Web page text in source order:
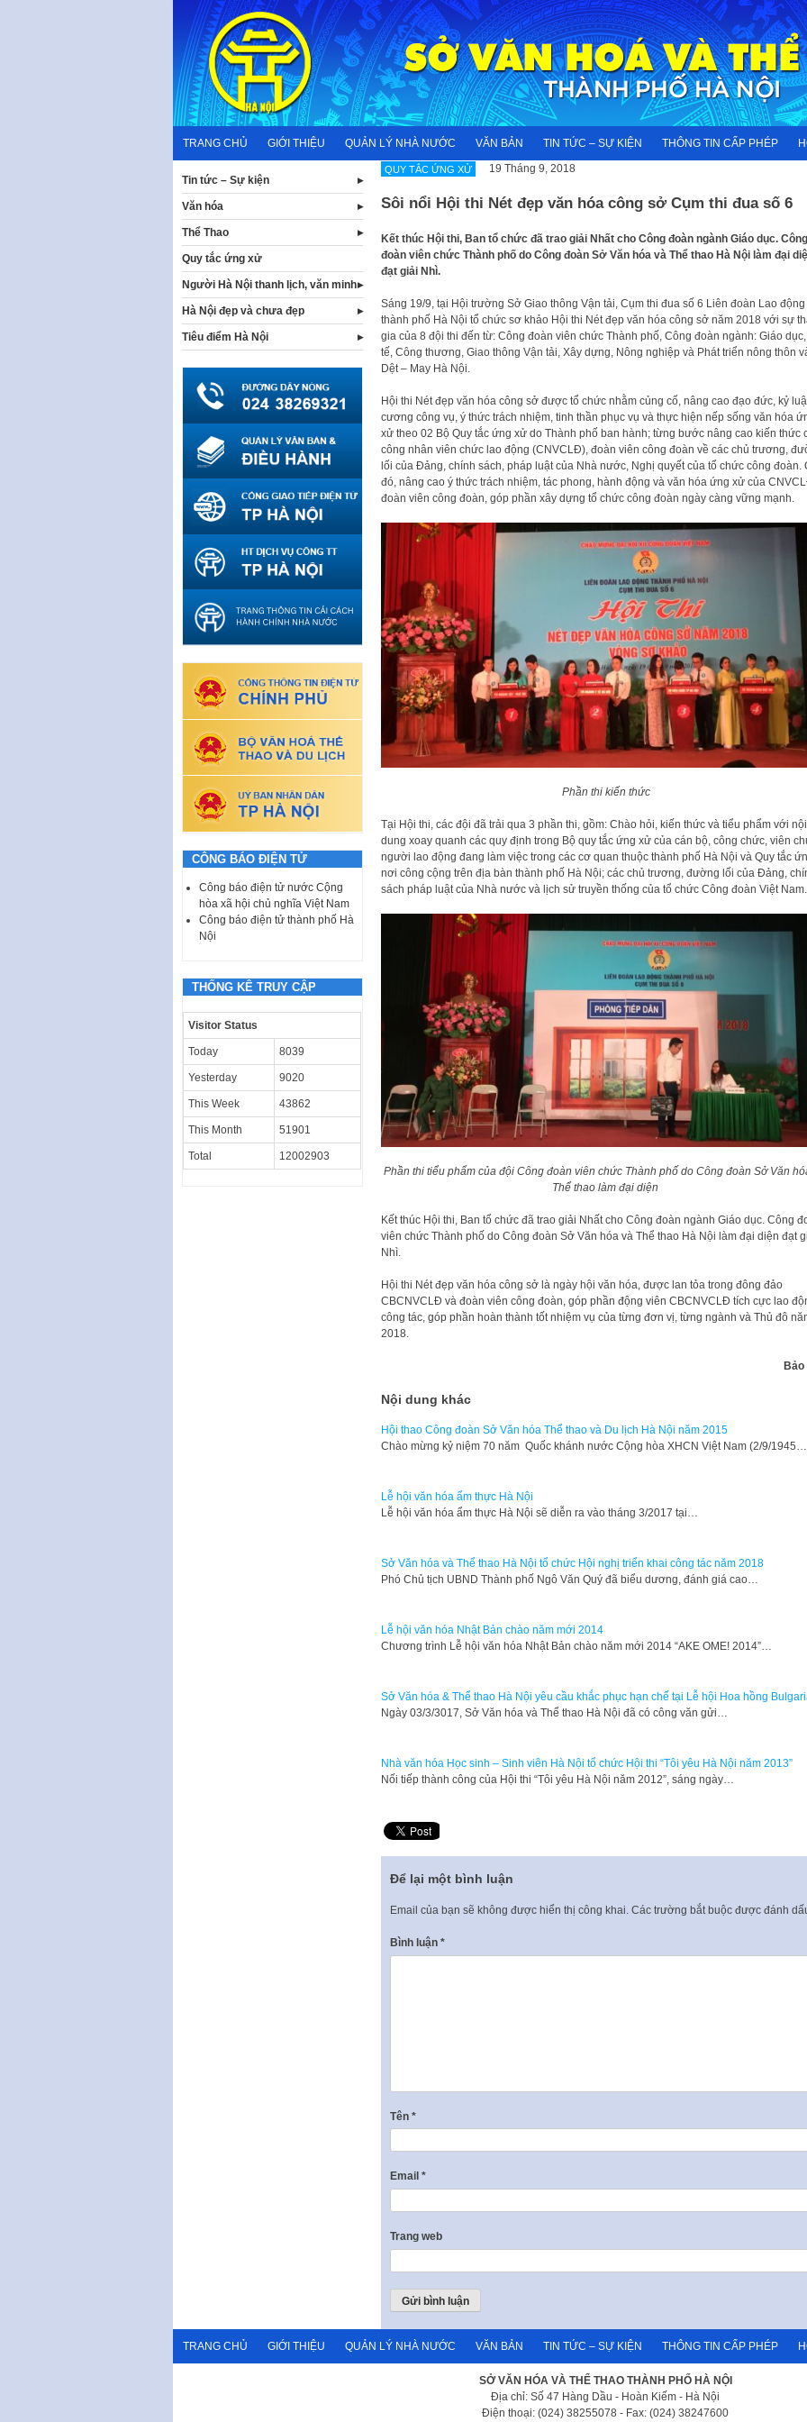
content
TRANG CHỦ GIỚI THIỆU QUẢN LÝ NHÀ NƯỚC VĂN BẢN TIN TỨC – SỰ KIỆN THÔNG TIN CẤP PHÉP
QUY TẮC ỨNG XỬ 19 Tháng 9, 2018
Sôi nổi Hội thi Nét đẹp văn hóa công sở Cụm thi đua số 6
Kết thúc Hội thi, Ban tổ chức đã trao giải Nhất cho Công đoàn ngành Giáo dục. Công
đoàn viên chức Thành phố do Công đoàn Sở Văn hóa và Thể thao Hà Nội làm đại
đạt giải Nhì.
Sáng 19/9, tại Hội trường Sở Giao thông Vận tải, Cụm thi đua số 6 Liên đoàn Lao động
thành phố Hà Nội tổ chức sơ khảo Hội thi Nét đẹp văn hóa công sở năm 2018 với sự
gia của 8 đội thi đến từ: Công đoàn viên chức Thành phố, Công đoàn ngành: Giáo
tế, Công thương, Giao thông Vận tải, Xây dựng, Nông nghiệp và Phát triển nông thôn
Dệt – May Hà Nội.
Hội thi Nét đẹp văn hóa công sở được tổ chức nhằm củng cố, nâng cao đạo đức, kỷ
cương công vụ, ý thức trách nhiệm, tinh thần phục vụ và thực hiện nếp sống văn hóa
xử theo 02 Bộ Quy tắc ứng xử do Thành phố ban hành; từng bước nâng cao kiến thức
công nhân viên chức lao động (CNVCLĐ), đoàn viên công đoàn về các chủ trương,
lối của Đảng, chính sách, pháp luật của Nhà nước, Nghị quyết của tổ chức công đoàn.
đó, nâng cao ý thức trách nhiệm, tác phong, hành động và văn hóa ứng xử của
đoàn viên công đoàn, góp phần xây dựng tổ chức công đoàn ngày càng vững mạnh.
Phần thi kiến thức
Tại Hội thi, các đội đã trải qua 3 phần thi, gồm: Chào hỏi, kiến thức và tiểu phẩm với nội
dung xoay quanh các quy định trong Bộ quy tắc ứng xử của cán bộ, công chức, viên
người lao động đang làm việc trong các cơ quan thuộc thành phố Hà Nội và Quy tắc
nơi công cộng trên địa bàn thành phố Hà Nội; các chủ trương, đường lối của Đảng,
sách pháp luật của Nhà nước và lịch sử truyền thống của tổ chức Công đoàn Việt Nam.
Phần thi tiểu phẩm của đội Công đoàn viên chức Thành phố do Công đoàn Sở Văn
Thể thao làm đại diện
Kết thúc Hội thi, Ban tổ chức đã trao giải Nhất cho Công đoàn ngành Giáo dục. Công
viên chức Thành phố do Công đoàn Sở Văn hóa và Thể thao Hà Nội làm đại diện đạt
Nhì.
Hội thi Nét đẹp văn hóa công sở là ngày hội văn hóa, được lan tỏa trong đông đảo
CBCNVCLĐ và đoàn viên công đoàn, góp phần động viên CBCNVCLĐ tích cực lao
công tác, góp phần hoàn thành tốt nhiệm vụ của từng đơn vị, từng ngành và Thủ đô
2018.
Bảo
Nội dung khác
Hội thao Công đoàn Sở Văn hóa Thể thao và Du lịch Hà Nội năm 2015
​Chào mừng kỷ niệm 70 năm Quốc khánh nước Cộng hòa XHCN Việt Nam (2/9/1945…
Lễ hội văn hóa ẩm thực Hà Nội
Lễ hội văn hóa ẩm thực Hà Nội sẽ diễn ra vào tháng 3/2017 tại…
Sở Văn hóa và Thể thao Hà Nội tổ chức Hội nghị triển khai công tác năm 2018
Phó Chủ tịch UBND Thành phố Ngô Văn Quý đã biểu dương, đánh giá cao…
Lễ hội văn hóa Nhật Bản chào năm mới 2014
​Chương trình Lễ hội văn hóa Nhật Bản chào năm mới 2014 “AKE OME! 2014”…
Sở Văn hóa & Thể thao Hà Nội yêu cầu khắc phục hạn chế tại Lễ hội Hoa hồng
Ngày 03/3/3017, Sở Văn hóa và Thể thao Hà Nội đã có công văn gửi…
Nhà văn hóa Học sinh – Sinh viên Hà Nội tổ chức Hội thi “Tôi yêu Hà Nội năm 2013”
​Nối tiếp thành công của Hội thi “Tôi yêu Hà Nội năm 2012”, sáng ngày…
Để lại một bình luận
Email của bạn sẽ không được hiển thị công khai. Các trường bắt buộc được đánh
Bình luận *
Tên *
Email *
Trang web
Tin tức – Sự kiện
Văn hóa
Thể Thao
Quy tắc ứng xử
Người Hà Nội thanh lịch, văn minh
Hà Nội đẹp và chưa đẹp
Tiêu điểm Hà Nội
CÔNG BÁO ĐIỆN TỬ
Công báo điện tử nước Cộng
hòa xã hội chủ nghĩa Việt Nam
Công báo điện tử thành phố Hà
Nội
THỐNG KÊ TRUY CẬP
Visitor Status
Today 8039
Yesterday 9020
This Week 43862
This Month 51901
Total 12002903
TRANG CHỦ GIỚI THIỆU QUẢN LÝ NHÀ NƯỚC VĂN BẢN TIN TỨC – SỰ KIỆN THÔNG TIN CẤP PHÉP
SỞ VĂN HÓA VÀ THỂ THAO THÀNH PHỐ HÀ NỘI
Địa chỉ: Số 47 Hàng Dầu - Hoàn Kiếm - Hà Nội
Điện thoại: (024) 38255078 - Fax: (024) 38247600